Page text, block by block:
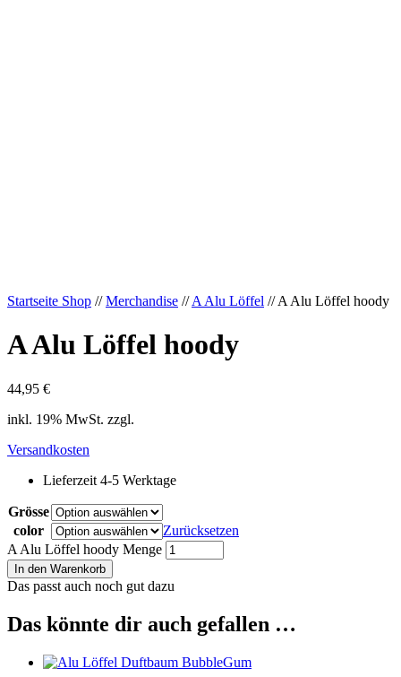
Startseite Shop //Merchandise //A Alu Löffel // A Alu Löffel hoody
A Alu Löffel hoody
44,95 €
inkl. 19% MwSt. zzgl.
Versandkosten
Lieferzeit 4-5 Werktage
Grösse
color
Zurücksetzen
A Alu Löffel hoody Menge
In den Warenkorb
Das passt auch noch gut dazu
Das könnte dir auch gefallen …